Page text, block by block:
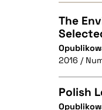
The
2016 /
Polish